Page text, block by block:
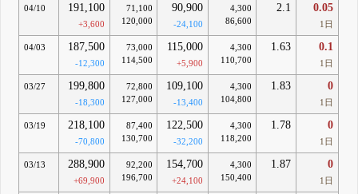
04/10 191,100
+3,600
71,100
120,000
90,900
-24,100
4,300
86,600
2.1 0.05
1日
04/03 187,500
-12,300
73,000
114,500
115,000
+5,900
4,300
110,700
1.63 0.1
1日
03/27 199,800
-18,300
72,800
127,000
109,100
-13,400
4,300
104,800
1.83 0
1日
03/19 218,100
-70,800
87,400
130,700
122,500
-32,200
4,300
118,200
1.78 0
1日
03/13 288,900
+69,900
92,200
196,700
154,700
+24,100
4,300
150,400
1.87 0
1日